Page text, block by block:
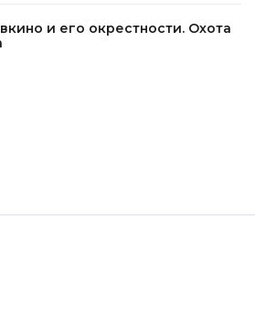
и его окрестности. Охота